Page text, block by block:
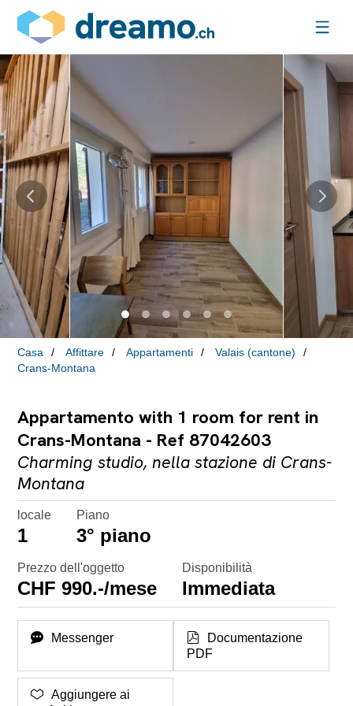
Casa Affittare Appartamenti
Valais (cantone)
Crans-Montana
Appartamento with 1 room for rent in
Crans-Montana - Ref 87042603
Charming studio, nella stazione di Crans-
Montana
locale
1
Piano
3° piano
Prezzo dell'oggetto
CHF 990.-/mese
Disponibilità
Immediata
Messenger
Documentazione
PDF
Aggiungere ai